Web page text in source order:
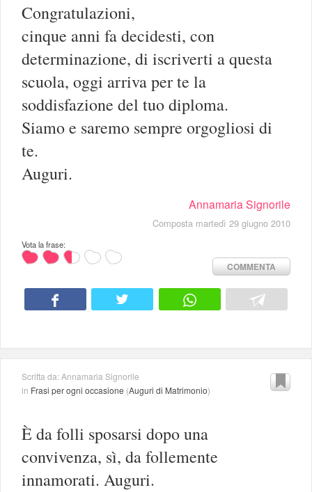
Congratulazioni,
cinque anni fa decidesti, con
determinazione, di iscriverti a questa
scuola, oggi arriva per te la
soddisfazione del tuo diploma.
Siamo e saremo sempre orgogliosi di
te.
Auguri.
Annamaria Signorile
Composta martedì 29 giugno 2010
Vota la frase:
COMMENTA
Scritta da: Annamaria Signorile
in Frasi per ogni occasione (Auguri di Matrimonio)
È da folli sposarsi dopo una
convivenza, sì, da follemente
innamorati. Auguri.